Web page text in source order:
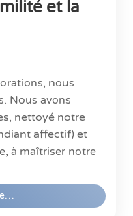
et la
nous
Nous avons
nettoyé notre
affectif) et
à maîtriser notre